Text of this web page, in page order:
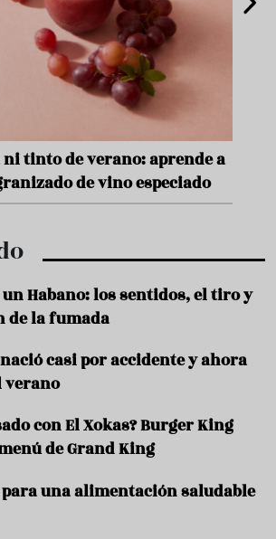
tinto de verano: aprende a
de vino especiado
Habano: los sentidos, el tiro y
de la fumada
casi por accidente y ahora
verano
con El Xokas? Burger King
de Grand King
para una alimentación saludable